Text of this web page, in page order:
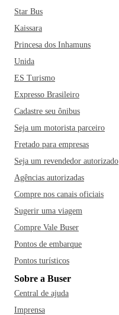
Star Bus
Kaissara
Princesa dos Inhamuns
Unida
ES Turismo
Expresso Brasileiro
Cadastre seu ônibus
Seja um motorista parceiro
Fretado para empresas
Seja um revendedor autorizado
Agências autorizadas
Compre nos canais oficiais
Sugerir uma viagem
Compre Vale Buser
Pontos de embarque
Pontos turísticos
Sobre a Buser
Central de ajuda
Imprensa